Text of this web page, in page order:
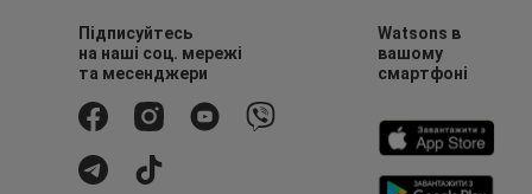
Підписуйтесь
на наші соц. мережі
та месенджери
Watsons в
вашому
смартфоні